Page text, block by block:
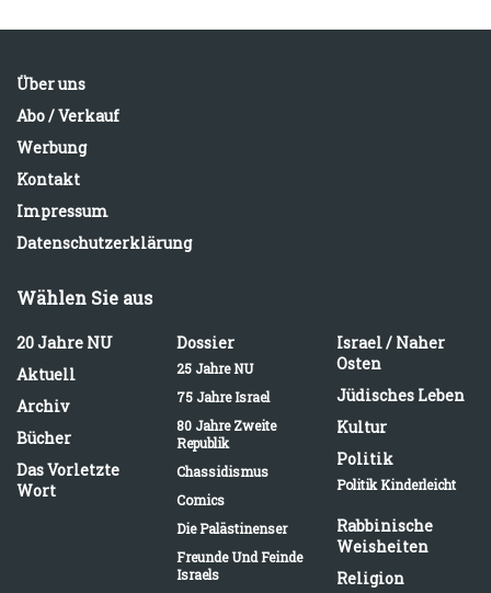
Über uns
Abo / Verkauf
Werbung
Kontakt
Impressum
Datenschutzerklärung
Wählen Sie aus
20 Jahre NU
Aktuell
Archiv
Bücher
Das Vorletzte
Wort
Dossier
25 Jahre NU
75 Jahre Israel
80 Jahre Zweite
Republik
Chassidismus
Comics
Die Palästinenser
Freunde Und Feinde
Israels
Israel / Naher
Osten
Jüdisches Leben
Kultur
Politik
Politik Kinderleicht
Rabbinische
Weisheiten
Religion